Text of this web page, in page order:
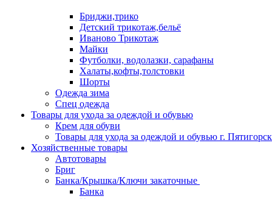
Бриджи,трико
Детский трикотаж,бельё
Иваново Трикотаж
Майки
Футболки, водолазки, сарафаны
Халаты,кофты,толстовки
Шорты
Одежда зима
Спец одежда
Товары для ухода за одеждой и обувью
Крем для обуви
Товары для ухода за одеждой и обувью г. Пятигорск
Хозяйственные товары
Автотовары
Бриг
Банка/Крышка/Ключи закаточные
Банка